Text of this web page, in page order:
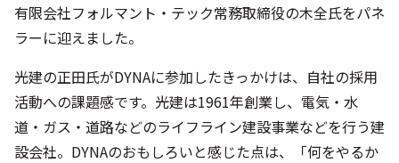
有限会社フォルマント・テック常務取締役の木全氏をパネ
ラーに迎えました。
光建の正田氏がDYNAに参加したきっかけは、自社の採用
活動への課題感です。光建は1961年創業し、電気・水
道・ガス・道路などのライフライン建設事業などを行う建
設会社。DYNAのおもしろいと感じた点は、「何をやるか